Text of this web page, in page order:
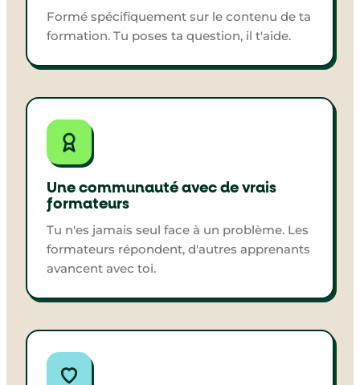
Formé spécifiquement sur le contenu de ta
formation. Tu poses ta question, il t'aide.
Une communauté avec de vrais
formateurs
Tu n'es jamais seul face à un problème. Les
formateurs répondent, d'autres apprenants
avancent avec toi.